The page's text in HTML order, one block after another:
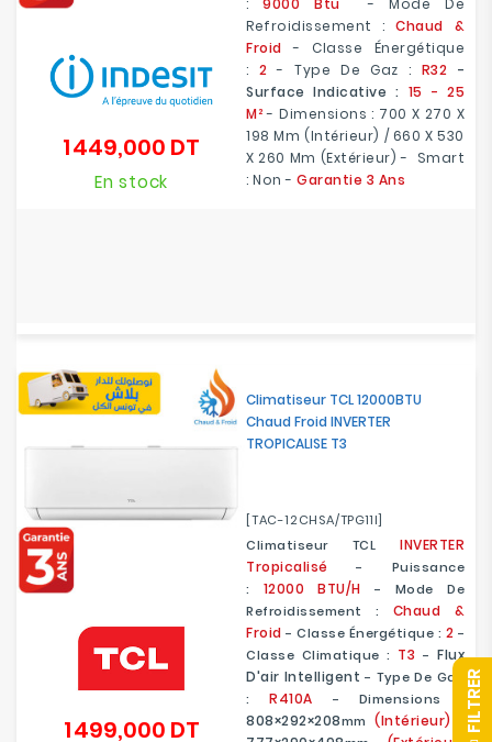
:
9000 Btu - Mode De
Refroidissement :Chaud &
Froid- Classe Énergétique
: 2 - Type De Gaz : R32 -
Surface Indicative : 15 - 25
M²- Dimensions : 700 X 270 X
198 Mm (Intérieur) / 660 X 530
X 260 Mm (Extérieur) - Smart
: Non - Garantie 3 Ans
1 449,000 DT
En stock
Climatiseur TCL 12000BTU
Chaud Froid INVERTER
TROPICALISE T3
[TAC-12CHSA/TPG11I]
Climatiseur TCL INVERTER
Tropicalisé - Puissance
:
12000 BTU/H - Mode De
Refroidissement : Chaud &
Froid - Classe Énergétique : 2 -
Classe Climatique : T3 -Flux
D'air Intelligent- Type De Gaz
:R410A - Dimensions :
808×292×208Mm(Intérieur)
1 499,000 DTPrix
R